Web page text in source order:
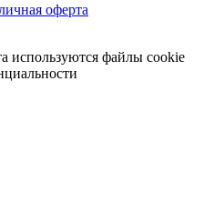
оферта
используются файлы cookie